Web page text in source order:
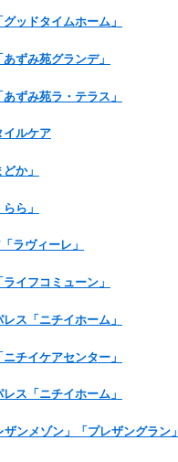
ッドタイムホーム」
ずみ苑グランデ」
ずみ苑ラ・テラス」
イルケア
か」
ら」
ラヴィーレ」
イフコミューン」
ス「ニチイホーム」
チイケアセンター」
ス「ニチイホーム」
ンメゾン」「プレザングラン」